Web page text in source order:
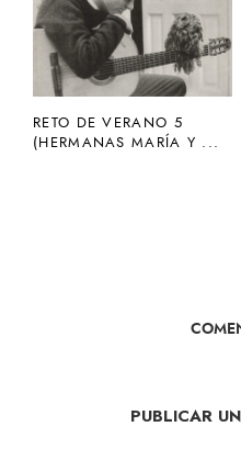
RETO DE VERANO 5
(HERMANAS MARÍA Y ...
PUBLICAR